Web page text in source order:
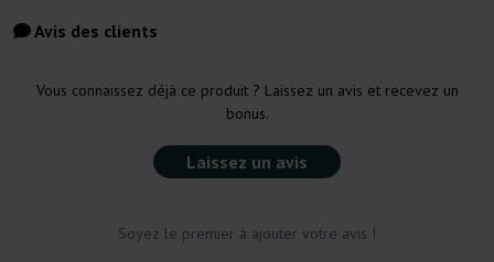
Avis des clients
Vous connaissez déjà ce produit ? Laissez un avis et recevez un
bonus.
Laissez un avis
Soyez le premier à ajouter votre avis !